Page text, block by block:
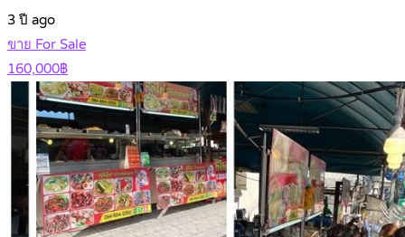
3 ปี ago
ขาย For Sale
160,000฿